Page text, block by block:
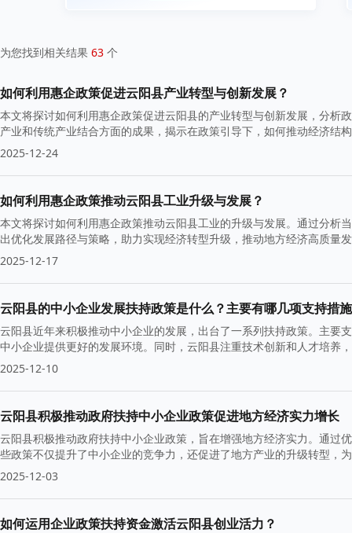
为您找到相关结果 63 个
如何利用惠企政策促进云阳县产业转型与创新发展？
本文将探讨如何利用惠企政策促进云阳县的产业转型与创新发展，分析
产业和传统产业结合方面的成果，揭示在政策引导下，如何推动经济结
2025-12-24
如何利用惠企政策推动云阳县工业升级与发展？
本文将探讨如何利用惠企政策推动云阳县工业的升级与发展。通过分析
出优化发展路径与策略，助力实现经济转型升级，推动地方经济高质量
2025-12-17
云阳县的中小企业发展扶持政策是什么？主要有哪几项支持措
云阳县近年来积极推动中小企业的发展，出台了一系列扶持政策。主要
中小企业提供更好的发展环境。同时，云阳县注重技术创新和人才培养
2025-12-10
云阳县积极推动政府扶持中小企业政策促进地方经济实力增长
云阳县积极推动政府扶持中小企业政策，旨在增强地方经济实力。通过
些政策不仅提升了中小企业的竞争力，还促进了地方产业的升级转型，
2025-12-03
如何运用企业政策扶持资金激活云阳县创业活力？